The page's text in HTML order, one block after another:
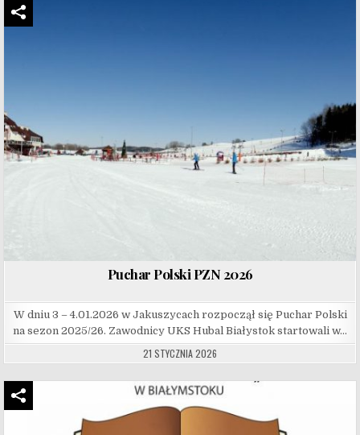
Puchar Polski PZN 2026
W dniu 3 – 4.01.2026 w Jakuszycach rozpoczął się Puchar Polski
na sezon 2025/26. Zawodnicy UKS Hubal Białystok startowali w…
21 STYCZNIA 2026